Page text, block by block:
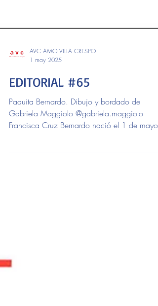
1 may 2025
EDITORIAL #65
Paquita Bernardo. Dibujo y bordado de
Francisca Cruz Bernardo nació el 1 de mayo